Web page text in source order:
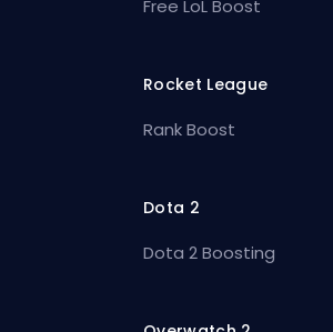
Free LoL Boost
Rocket League
Rank Boost
Dota 2
Dota 2 Boosting